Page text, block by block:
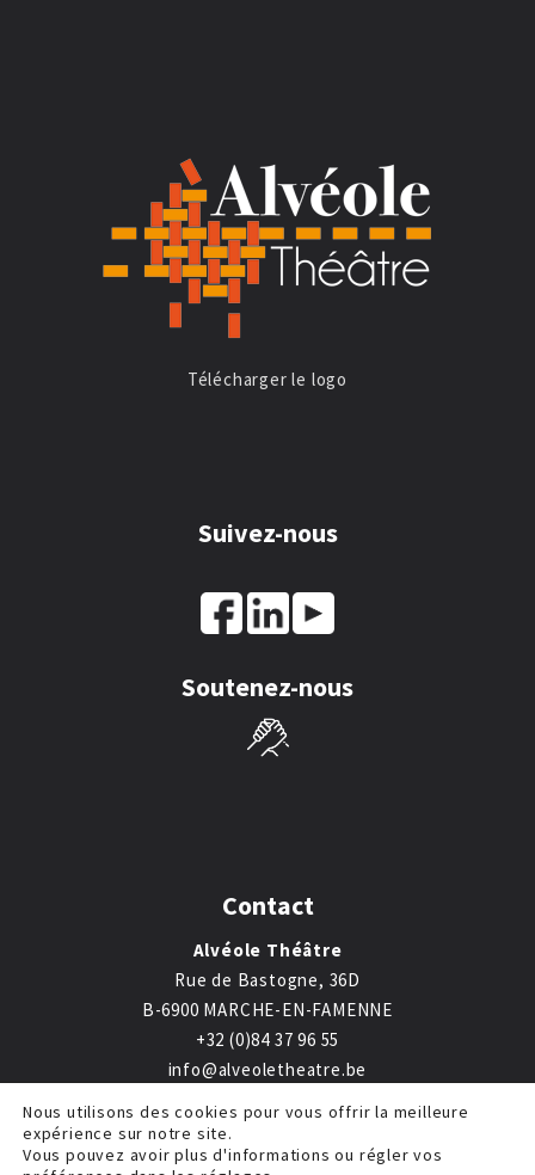
Télécharger le logo
Suivez-nous
Soutenez-nous
Contact
Alvéole Théâtre
Rue de Bastogne, 36D
B-6900 MARCHE-EN-FAMENNE
+32 (0)84 37 96 55
info@alveoletheatre.be
Nous utilisons des cookies pour vous offrir la meilleure
expérience sur notre site.
Vous pouvez avoir plus d'informations ou régler vos